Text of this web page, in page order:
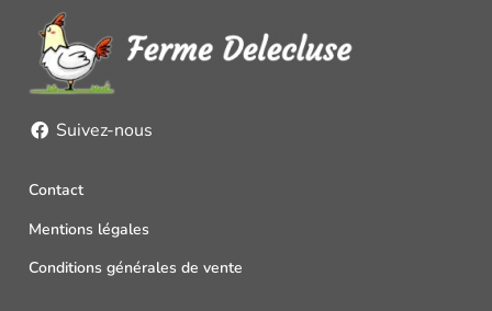
Suivez-nous
Contact
Mentions légales
Conditions générales de vente